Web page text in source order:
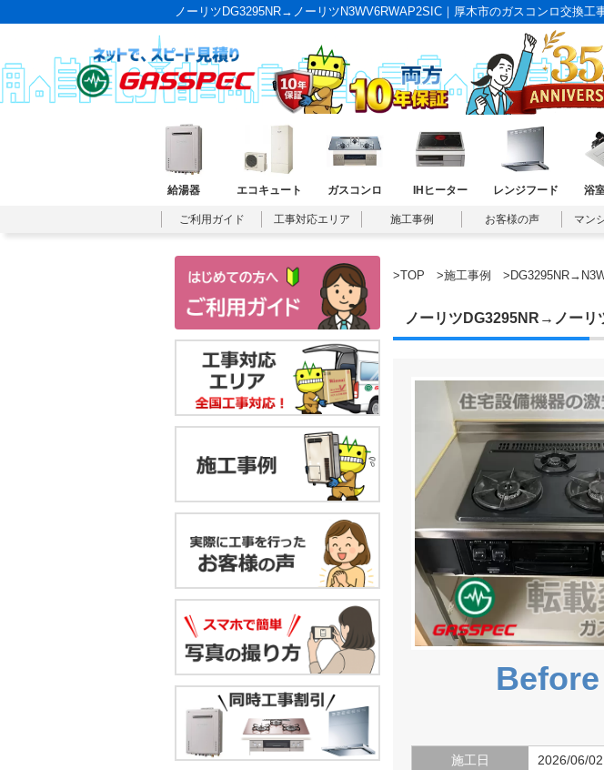
ノーリツDG3295NR→ノーリツN3WV6RWAP2SIC｜厚木市のガスコンロ交換工
給湯器 エコキュート ガスコンロ IHヒーター レンジフード 浴
ご利用ガイド 工事対応エリア 施工事例 お客様の声 マン
>TOP >施工事例
ノーリツDG3295NR→ノーリ
Before
施工日
2026/06/02